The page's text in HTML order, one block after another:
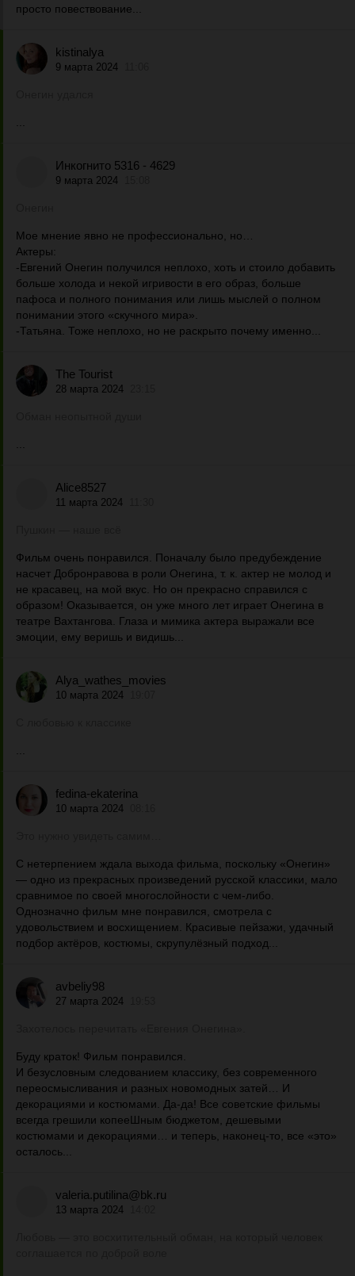
просто повествование...
kistinalya
9 марта 2024
Инкогнито 5316 - 4629
9 марта 2024
Мое мнение явно не профессионально, но…
Актеры:
-Евгений Онегин получился неплохо, хоть и стоило добавить
больше холода и некой игривости в его образ, больше
пафоса и полного понимания или лишь мыслей о полном
понимании этого «скучного мира».
-Татьяна. Тоже неплохо, но не раскрыто почему именно...
The Tourist
28 марта 2024
Alice8527
11 марта 2024
Фильм очень понравился. Поначалу было предубеждение
насчет Добронравова в роли Онегина, т. к. актер не молод и
не красавец, на мой вкус. Но он прекрасно справился с
образом! Оказывается, он уже много лет играет Онегина в
театре Вахтангова. Глаза и мимика актера выражали все
эмоции, ему веришь и видишь...
Alya_wathes_movies
10 марта 2024
fedina-ekaterina
10 марта 2024
С нетерпением ждала выхода фильма, поскольку «Онегин»
— одно из прекрасных произведений русской классики, мало
сравнимое по своей многослойности с чем-либо.
Однозначно фильм мне понравился, смотрела с
удовольствием и восхищением. Красивые пейзажи, удачный
подбор актёров, костюмы, скрупулёзный подход...
avbeliy98
27 марта 2024
Буду краток! Фильм понравился.
И безусловным следованием классику, без современного
переосмысливания и разных новомодных затей… И
декорациями и костюмами. Да-да! Все советские фильмы
всегда грешили копееШным бюджетом, дешевыми
костюмами и декорациями… и теперь, наконец-то, все «это»
осталось...
valeria.putilina@bk.ru
13 марта 2024